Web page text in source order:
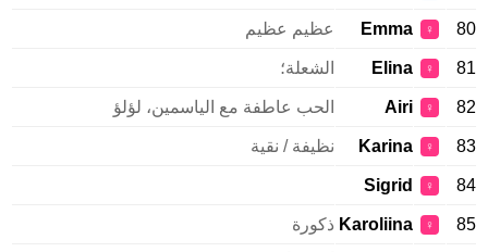
80
♀
Emma عظيم عظيم
81
♀
Elina الشعلة؛
82
♀
Airi الحب عاطفة مع الياسمين، لؤلؤ
83
♀
Karina نظيفة / نقية
84
♀
Sigrid
85
♀
Karoliina ذكورة